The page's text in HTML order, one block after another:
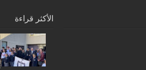
الأكثر قراءة